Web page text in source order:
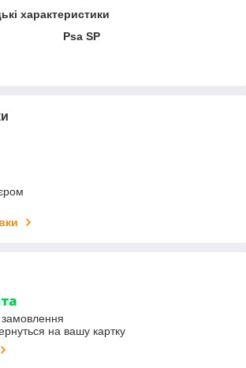
характеристики
Psa SP
на вашу картку